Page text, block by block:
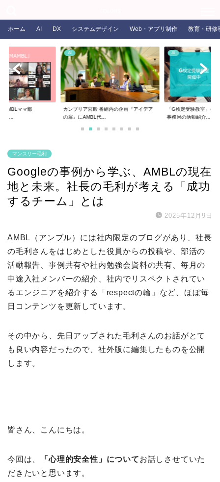
ホーム AI DX システムデザイン Web・アプリ制作 教育・研修
AMBLママ部
AI
カンブリア宮殿 番組内の企画『アイデア
の扉』にAMBL代...
AI
「G検定受験教室」を
事務局の活動紹介...
マンスリー毛利
Googleの事例から学ぶ、AMBLの現在
地と未来。社長の毛利が考える「成功
するチーム」とは
2025年12月9日
AMBL（アンブル）には社内限定のブログがあり、社長
の毛利さんをはじめとした役員からの投稿や、部活の
活動報告、事例共有や社内勉強会資料の共有、毎月の
中途入社メンバーの紹介、社内でリスペクトされてい
るエンジニアを紹介する「respectの輪」など、ほぼ毎
日コンテンツを更新しています。
その中から、先日アップされた毛利さんのお話がとて
も良い内容だったので、社外版に編集したものを公開
します。
皆さん、こんにちは。
今回は、 「心理的安全性」についてお話しさせていた
だきたいと思います。